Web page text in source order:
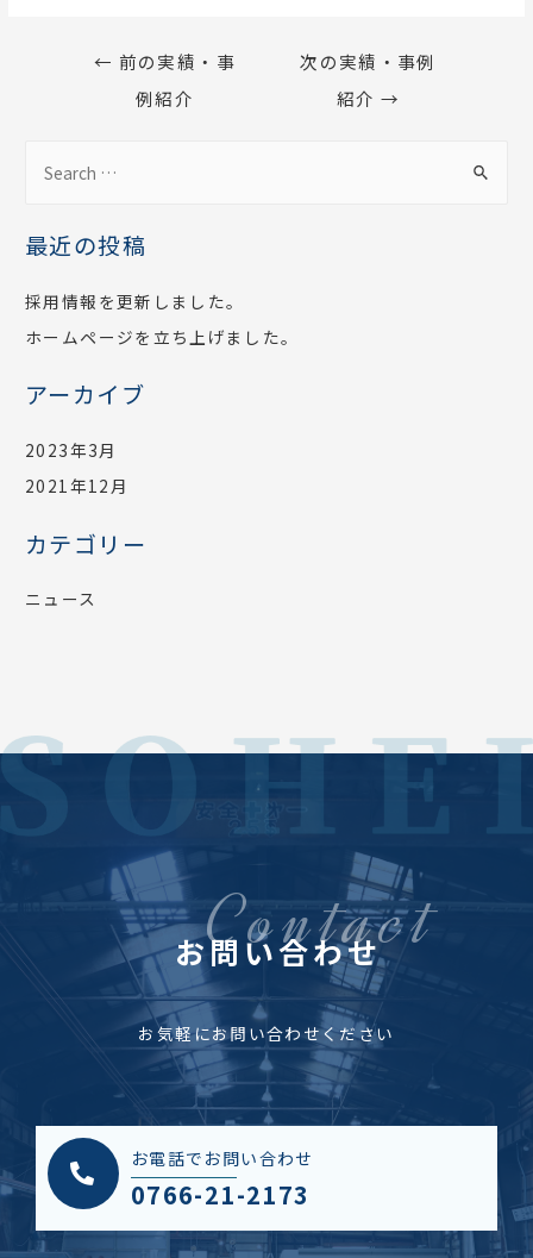
← 前の実績・事
例紹介
次の実績・事例
紹介 →
最近の投稿
採用情報を更新しました。
ホームページを立ち上げました。
アーカイブ
2023年3月
2021年12月
カテゴリー
ニュース
お問い合わせ
お気軽にお問い合わせください
お電話でお問い合わせ
0766-21-2173